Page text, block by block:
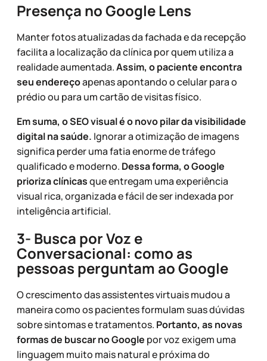
Presença no Google Lens
Manter fotos atualizadas da fachada e da recepção
facilita a localização da clínica por quem utiliza a
realidade aumentada.Assim, o paciente encontra
seu endereçoapenas apontando o celular para o
prédio ou para um cartão de visitas físico.
Em suma, o SEO visual é o novo pilar da visibilidade
digital na saúde. Ignorar a otimização de imagens
significa perder uma fatia enorme de tráfego
qualificado e moderno. Dessa forma, o Google
prioriza clínicasque entregam uma experiência
visual rica, organizada e fácil de ser indexada por
inteligência artificial.
3- Busca por Voz e
Conversacional: como as
pessoas perguntam ao Google
O crescimento das assistentes virtuais mudou a
maneira como os pacientes formulam suas dúvidas
sobre sintomas e tratamentos. Portanto, as novas
formas de buscar no Google por voz exigem uma
linguagem muito mais natural e próxima do